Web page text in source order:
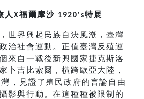
人 X福爾摩沙 1920's特展
世界興起民族自決風潮，臺灣
治社會運動。正值臺灣反殖運
來自一戰後新興國家捷克斯洛
卜吉比索爾，橫跨歐亞大陸，
，見證了殖民政府的言論自由
影與行動。在這種種被限制的